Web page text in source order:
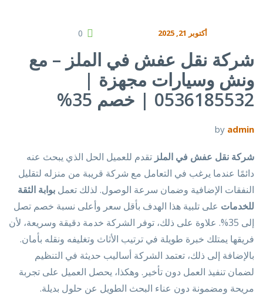
أكتوبر 21, 2025 0
شركة نقل عفش في الملز – مع
ونش وسيارات مجهزة |
0536185532 | خصم 35%
by admin
شركة نقل عفش في الملز تقدم للعميل الحل الذي يبحث عنه
دائمًا عندما يرغب في التعامل مع شركة قريبة من منزله لتقليل
النفقات الإضافية وضمان سرعة الوصول. لذلك تعمل بوابة الثقة
للخدمات على تلبية هذا الهدف بأقل سعر وأعلى نسبة خصم تصل
إلى 35%. علاوة على ذلك، توفر الشركة خدمة دقيقة وسريعة، لأن
فريقها يمتلك خبرة طويلة في ترتيب الأثاث وتغليفه ونقله بأمان.
بالإضافة إلى ذلك، تعتمد الشركة أساليب حديثة في التنظيم
لضمان تنفيذ العمل دون تأخير. وهكذا، يحصل العميل على تجربة
مريحة ومضمونة دون عناء البحث الطويل عن حلول بديلة.